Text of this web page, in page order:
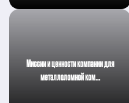
Миссии и ценности компании для
металлоломной ком…